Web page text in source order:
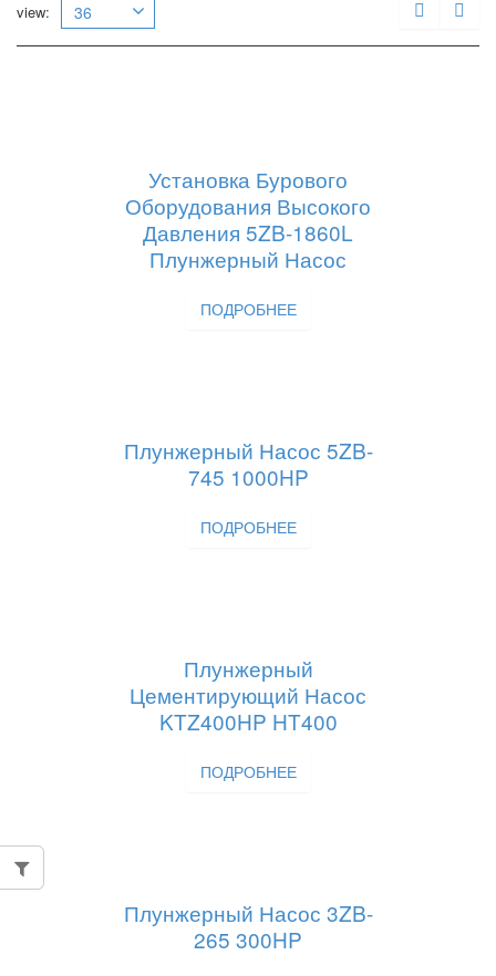
view: 36
Установка Бурового
Оборудования Высокого
Давления 5ZB-1860L
Плунжерный Насос
ПОДРОБНЕЕ
Плунжерный Насос 5ZB-
745 1000HP
ПОДРОБНЕЕ
Плунжерный
Цементирующий Насос
KTZ400HP HT400
ПОДРОБНЕЕ
Плунжерный Насос 3ZB-
265 300HP